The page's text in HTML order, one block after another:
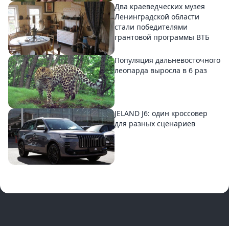
Два краеведческих музея
Ленинградской области
стали победителями
грантовой программы ВТБ
Популяция дальневосточного
леопарда выросла в 6 раз
JELAND J6: один кроссовер
для разных сценариев